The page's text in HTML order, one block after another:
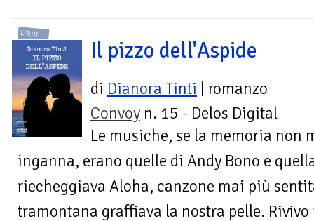
LIBRI
Il pizzo dell'Aspide
di Dianora Tinti | romanzo
Convoy n. 15 - Delos Digital
Le musiche, se la memoria non
inganna, erano quelle di Andy Bono e
riecheggiava Aloha, canzone mai più
tramontana graffiava la nostra pelle.